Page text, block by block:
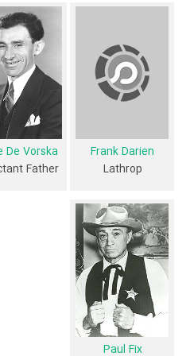
می کند. دوروتی این داستان را آزمایش
نشان دهد. این اولین سری از وعده
است. آنها کجا خواهند رسید؟»
اثرSally Eilersدر حرفه بازیگری
تجربه کرده‌اند، در واقع در Bad Girl 6 فیلم اولی بوده‌اند:
Frank Darien ، Jesse De Vorska
Bud Eilers
.
همچنینفرانک بورزیگی
Frank Darien
Lathrop
De Vorska
Father
Paul Fix